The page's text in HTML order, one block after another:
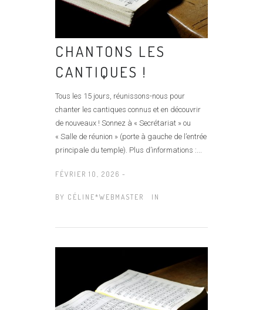
CHANTONS LES
CANTIQUES !
Tous les 15 jours, réunissons-nous pour
chanter les cantiques connus et en découvrir
de nouveaux ! Sonnez à « Secrétariat » ou
« Salle de réunion » (porte à gauche de l’entrée
principale du temple). Plus d’informations :...
FÉVRIER 10, 2026 -
BY CÉLINE*WEBMASTER IN